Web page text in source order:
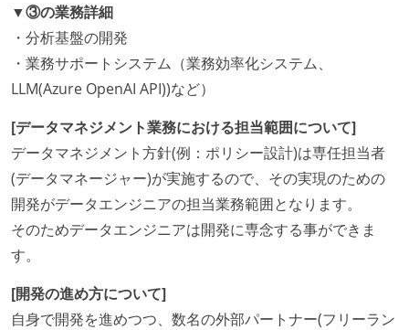
▼③の業務詳細
・分析基盤の開発
・業務サポートシステム（業務効率化システム、
LLM(Azure OpenAI API))など）
[データマネジメント業務における担当範囲について]
データマネジメント方針(例：ポリシー設計)は専任担当者
(データマネージャー)が実施するので、その実現のための
開発がデータエンジニアの担当業務範囲となります。
そのためデータエンジニアは開発に専念する事ができま
す。
[開発の進め方について]
自身で開発を進めつつ、数名の外部パートナー(フリーラン